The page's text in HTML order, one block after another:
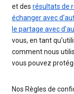
et des résultats de
échanger avec
le partage avec
vous, en tant
comment nous
vous pouvez
Nos Règles de